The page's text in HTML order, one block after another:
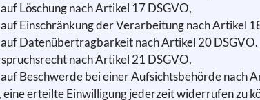
Löschung nach Artikel 17 DSGVO,
Einschränkung der Verarbeitung nach Artikel
auf Datenübertragbarkeit nach Artikel 20 DSGVO.
nach Artikel 21 DSGVO,
Beschwerde bei einer Aufsichtsbehörde nach
eine erteilte Einwilligung jederzeit widerrufen zu